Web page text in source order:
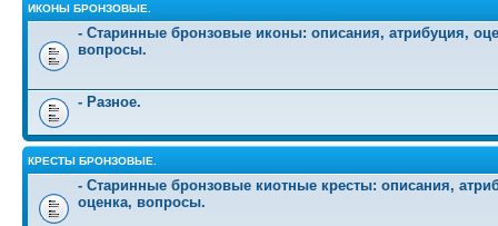
ИКОНЫ БРОНЗОВЫЕ.
- Старинные бронзовые иконы: описания, атрибуция,
вопросы.
- Разное.
КРЕСТЫ БРОНЗОВЫЕ.
- Старинные бронзовые киотные кресты: описания,
оценка, вопросы.